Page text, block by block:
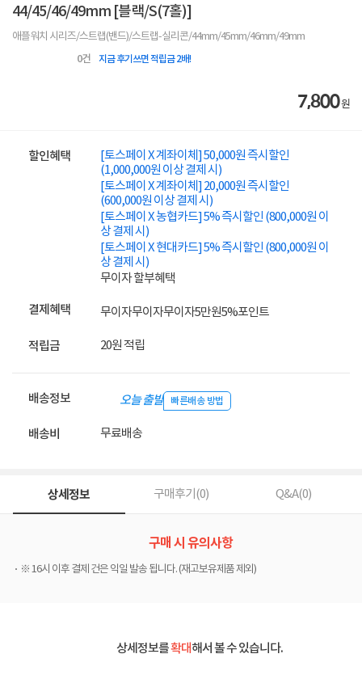
44/45/46/49mm [블랙/S(7홀)]
애플워치 시리즈/스트랩(밴드)/스트랩-실리콘/44mm/45mm/46mm/49mm
0건 지금 후기쓰면 적립금 2배!
7,800원
할인혜택
[토스페이 X 계좌이체] 50,000원 즉시할인
(1,000,000원 이상 결제 시)
[토스페이 X 계좌이체] 20,000원 즉시할인
(600,000원 이상 결제 시)
[토스페이 X 농협카드] 5% 즉시할인 (800,000원 이
상 결제 시)
[토스페이 X 현대카드] 5% 즉시할인 (800,000원 이
상 결제 시)
무이자 할부혜택
결제혜택 무이자무이자무이자5만원5%포인트
적립금 20원 적립
배송정보 오늘 출발 빠른배송 방법
배송비 무료배송
상세정보 구매후기(0) Q&A(0)
구매 시 유의사항
※ 16시 이후 결제 건은 익일 발송 됩니다. (재고보유제품 제외)
상세정보를확대해서 볼 수 있습니다.